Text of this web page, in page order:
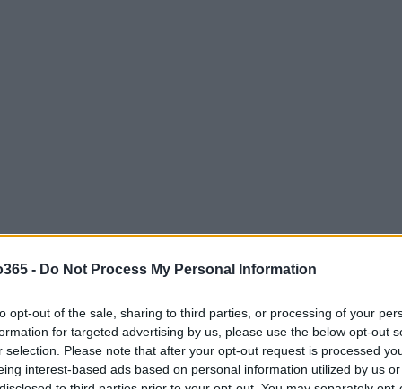
- Do Not Process My Personal Information
opt-out of the sale, sharing to third parties, or processing of your
for targeted advertising by us, please use the below opt-out
selection. Please note that after your opt-out request is processed
interest-based ads based on personal information utilized by us
servidores da Receita efetuaram detenções,
portaram armas longas. A investigação busca
de função, abuso de autoridadeou porte
sustenta que as ações ocorreram no exercício da